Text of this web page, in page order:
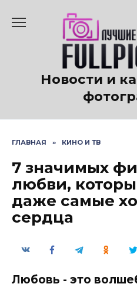
содержанию
Новости и
ГЛАВНАЯ » КИНО И ТВ
7 значимых
любви,
даже самые
сердца
Любовь - это